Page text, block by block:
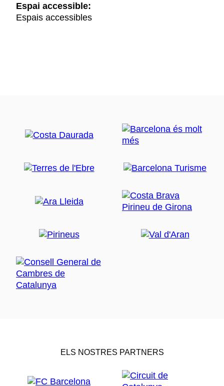
Espai accessible:
Espais accessibles
ELS NOSTRES PARTNERS